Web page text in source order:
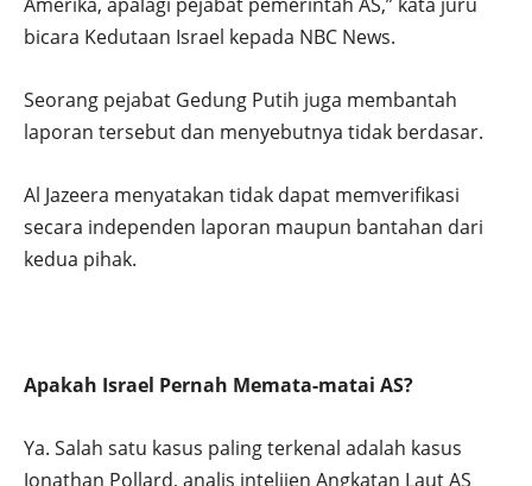
bicara Kedutaan Israel kepada NBC News.
Seorang pejabat Gedung Putih juga membantah
laporan tersebut dan menyebutnya tidak berdasar.
Al Jazeera menyatakan tidak dapat memverifikasi
secara independen laporan maupun bantahan dari
kedua pihak.
Apakah Israel Pernah Memata-matai AS?
Ya. Salah satu kasus paling terkenal adalah kasus
Jonathan Pollard, analis intelijen Angkatan Laut AS